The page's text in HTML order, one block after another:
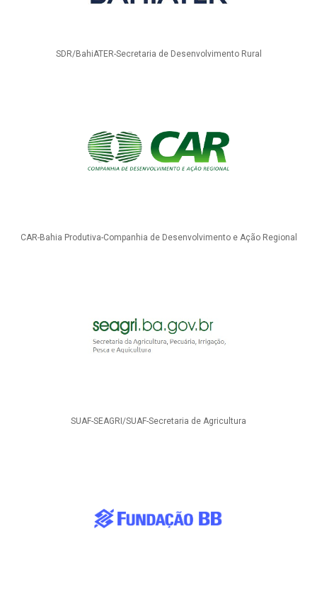
SDR/BahiATER-Secretaria de Desenvolvimento Rural
CAR-Bahia Produtiva-Companhia de Desenvolvimento e Ação Regional
SUAF-SEAGRI/SUAF-Secretaria de Agricultura